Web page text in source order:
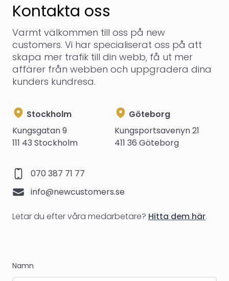
Kontakta oss
Varmt välkommen till oss på new
customers. Vi har specialiserat oss på att
skapa mer trafik till din webb, få ut mer
affärer från webben och uppgradera dina
kunders kundresa.
Stockholm Address
Stockholm
Kungsgatan 9
111 43 Stockholm
Göteborg Address
Göteborg
Kungsportsavenyn 21
411 36 Göteborg
Phone number
070 387 71 77
Emailinfo@newcustomers.se
Letar du efter våra medarbetare? Hitta dem här.
Namn